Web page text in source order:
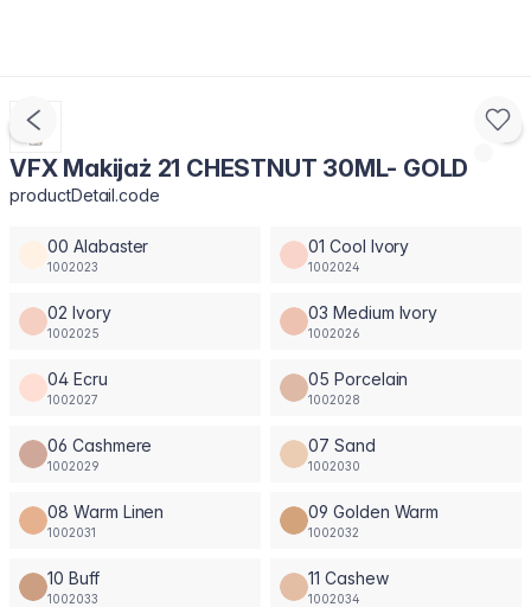
VFX Makijaż 21 CHESTNUT 30ML- GOLD
productDetail.code
00 Alabaster
1002023
01 Cool Ivory
1002024
02 Ivory
1002025
03 Medium Ivory
1002026
04 Ecru
1002027
05 Porcelain
1002028
06 Cashmere
1002029
07 Sand
1002030
08 Warm Linen
1002031
09 Golden Warm
1002032
10 Buff
1002033
11 Cashew
1002034